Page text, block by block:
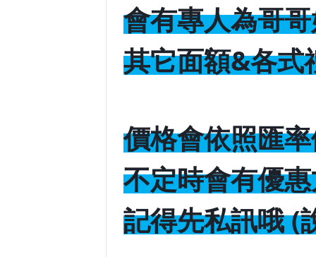
會有專人為哥
其它面額&各式
價格會依照匯
不定時會有優
記得先私訊哦 (